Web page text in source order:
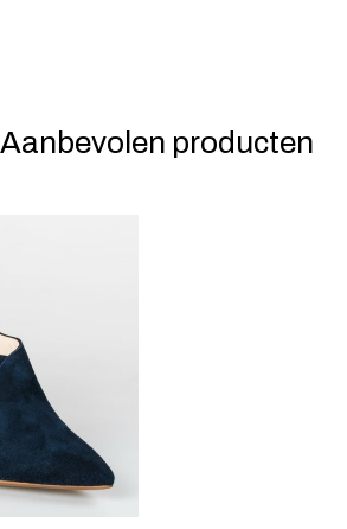
Aanbevolen producten